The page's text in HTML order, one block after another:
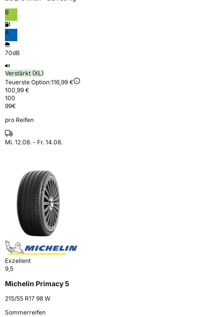
B
A
70dB
Verstärkt (XL)
Teuerste Option:116,99 €
100,99 €
100
99€
pro Reifen
Mi. 12.08. - Fr. 14.08.
Exzellent
9,5
Michelin Primacy 5
215/55 R17 98 W
Sommerreifen